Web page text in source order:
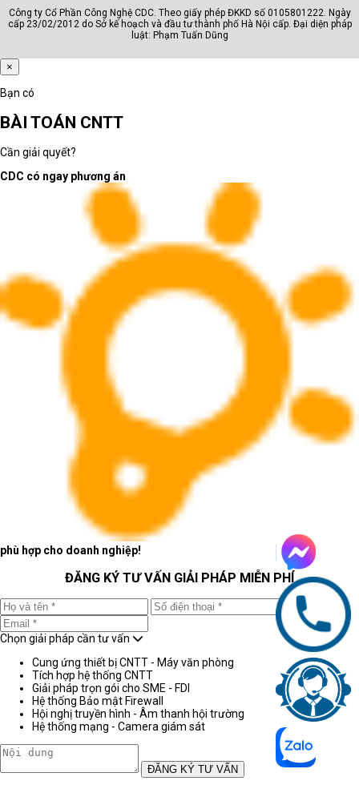
Công ty Cổ Phần Công Nghệ CDC. Theo giấy phép ĐKKD số 0105801222. Ngày
cấp 23/02/2012 do Sở kế hoạch và đầu tư thành phố Hà Nội cấp. Đại diện pháp
luật: Phạm Tuấn Dũng
×
Bạn có
BÀI TOÁN CNTT
Cần giải quyết?
CDC có ngay phương án
phù hợp cho doanh nghiệp!
ĐĂNG KÝ TƯ VẤN GIẢI PHÁP MIỄN PHÍ
Chọn giải pháp cần tư vấn
Cung ứng thiết bị CNTT - Máy văn phòng
Tích hợp hệ thống CNTT
Giải pháp trọn gói cho SME - FDI
Hệ thống Bảo mật Firewall
Hội nghị truyền hình - Âm thanh hội trường
Hệ thống mạng - Camera giám sát
ĐĂNG KÝ TƯ VẤN